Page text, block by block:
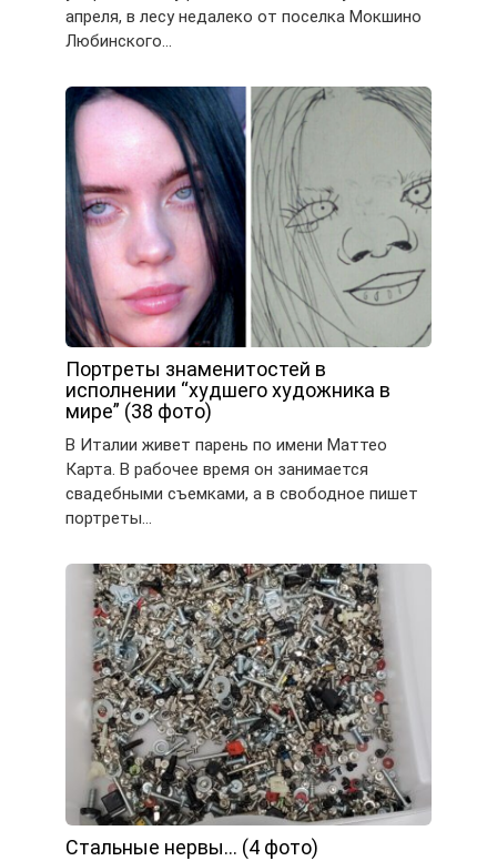
апреля, в лесу недалеко от поселка Мокшино
Любинского…
Портреты знаменитостей в
исполнении “худшего художника в
мире” (38 фото)
В Италии живет парень по имени Маттео
Карта. В рабочее время он занимается
свадебными съемками, а в свободное пишет
портреты…
Стальные нервы… (4 фото)